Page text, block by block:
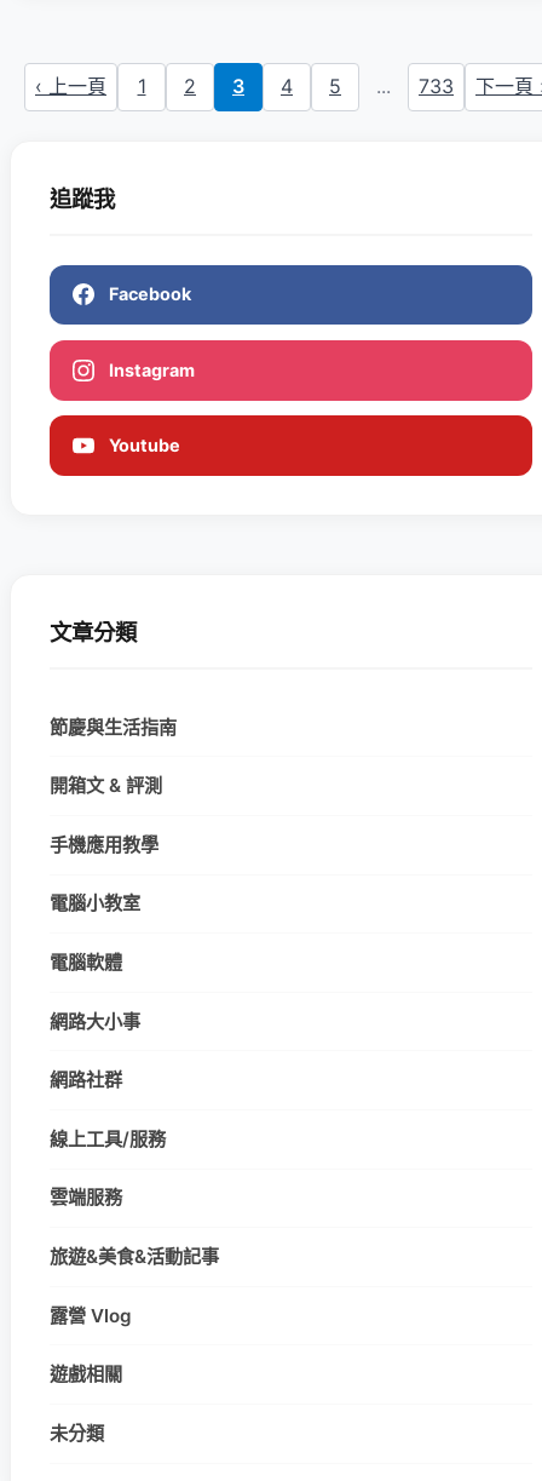
‹ 上一頁 1 2 3 4 5 ... 733 下一頁
追蹤我
Facebook
Instagram
Youtube
文章分類
節慶與生活指南
開箱文 & 評測
手機應用教學
電腦小教室
電腦軟體
網路大小事
網路社群
線上工具/服務
雲端服務
旅遊&美食&活動記事
露營 Vlog
遊戲相關
未分類